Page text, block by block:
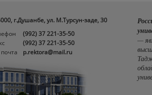
г.Душанбе, ул. М.Турсун-заде, 30
(992) 37 221-35-50
(992) 37 221-35-50
p.rektora@mail.ru
—